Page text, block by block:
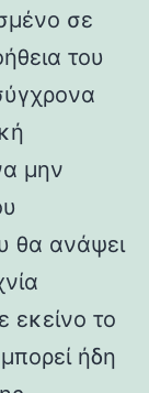
σε
του
μην
θα ανάψει
εκείνο το
ήδη